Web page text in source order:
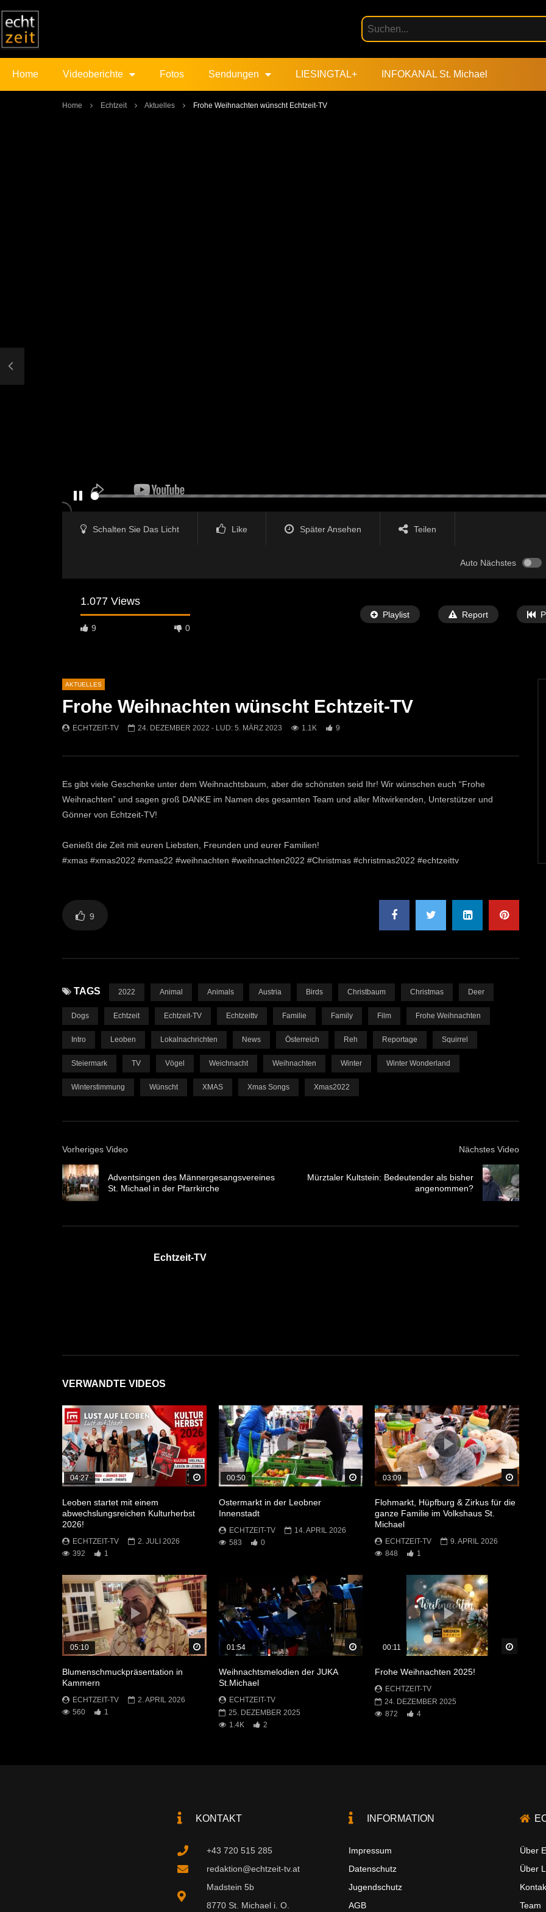
Home Videoberichte Fotos Sendungen LIESINGTAL+ INFOKANAL St. Michael
Home Echtzeit Aktuelles Frohe Weihnachten wünscht Echtzeit-TV
Schalten Sie Das Licht Like Später Ansehen Teilen
Auto Nächstes
1.077 Views
9 0
Playlist Report
Später Ansehen
04:27
392
1
Später Ansehen
00:50 03:09
AKTUELLES
Frohe Weihnachten wünscht Echtzeit-TV
ECHTZEIT-TV 24. DEZEMBER 2022 - LUD: 5. MÄRZ 2023 1.1K 9
Es gibt viele Geschenke unter dem Weihnachtsbaum, aber die schönsten seid Ihr! Wir wünschen euch “Frohe
Weihnachten” und sagen groß DANKE im Namen des gesamten Team und aller Mitwirkenden, Unterstützer und
Gönner von Echtzeit-TV!
Genießt die Zeit mit euren Liebsten, Freunden und eurer Familien!
#xmas #xmas2022 #xmas22 #weihnachten #weihnachten2022 #Christmas #christmas2022 #echtzeittv
9
TAGS 2022 Animal Animals Austria Birds Christbaum Christmas Deer
Dogs Echtzeit Echtzeit-TV Echtzeittv Familie Family Film Frohe Weihnachten
Intro Leoben Lokalnachrichten News Österreich Reh Reportage Squirrel
Steiermark TV Vögel Weichnacht Weihnachten Winter Winter Wonderland
Winterstimmung Wünscht XMAS Xmas Songs Xmas2022
Vorheriges Video
Adventsingen des Männergesangsvereines
St. Michael in der Pfarrkirche
Nächstes Video
Mürztaler Kultstein: Bedeutender als bisher
angenommen?
Echtzeit-TV
VERWANDTE VIDEOS
Später Ansehen
04:27
Leoben startet mit einem
abwechslungsreichen Kulturherbst
2026!
ECHTZEIT-TV
2. JULI 2026
392
1
Später Ansehen
00:50
Ostermarkt in der Leobner
Innenstadt
ECHTZEIT-TV
14. APRIL 2026
583
0
Später
03:09
Flohmarkt, Hüpfburg & Zirkus für die
ganze Familie im Volkshaus St.
Michael
ECHTZEIT-TV
9. APRIL 2026
848
1
Später Ansehen
05:10
Blumenschmuckpräsentation in
Kammern
ECHTZEIT-TV
2. APRIL 2026
560
1
Später Ansehen
01:54
Weihnachtsmelodien der JUKA
St.Michael
ECHTZEIT-TV
25. DEZEMBER 2025
1.4K
2
00:11
Frohe Weihnachten 2025!
ECHTZEIT-TV
24. DEZEMBER 2025
872
4
KONTAKT
+43 720 515 285
redaktion@echtzeit-tv.at
Madstein 5b
8770 St. Michael i. O.
INFORMATION
Impressum
Datenschutz
Jugendschutz
AGB
Über
Über
Team